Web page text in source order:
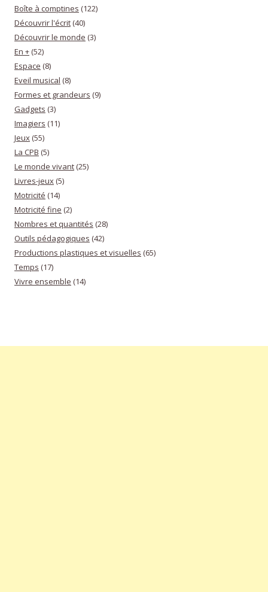
Boîte à comptines (122)
Découvrir l'écrit (40)
Découvrir le monde (3)
En + (52)
Espace (8)
Eveil musical (8)
Formes et grandeurs (9)
Gadgets (3)
Imagiers (11)
Jeux (55)
La CPB (5)
Le monde vivant (25)
Livres-jeux (5)
Motricité (14)
Motricité fine (2)
Nombres et quantités (28)
Outils pédagogiques (42)
Productions plastiques et visuelles (65)
Temps (17)
Vivre ensemble (14)